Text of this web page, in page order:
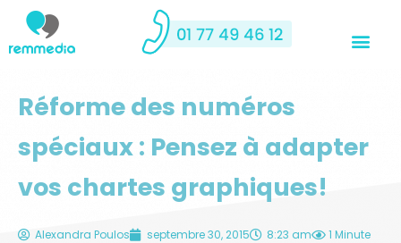
Réforme des numéros
spéciaux : Pensez à adapter
vos chartes graphiques!
Alexandra Poulos septembre 30, 2015 8:23 am 1 Minute